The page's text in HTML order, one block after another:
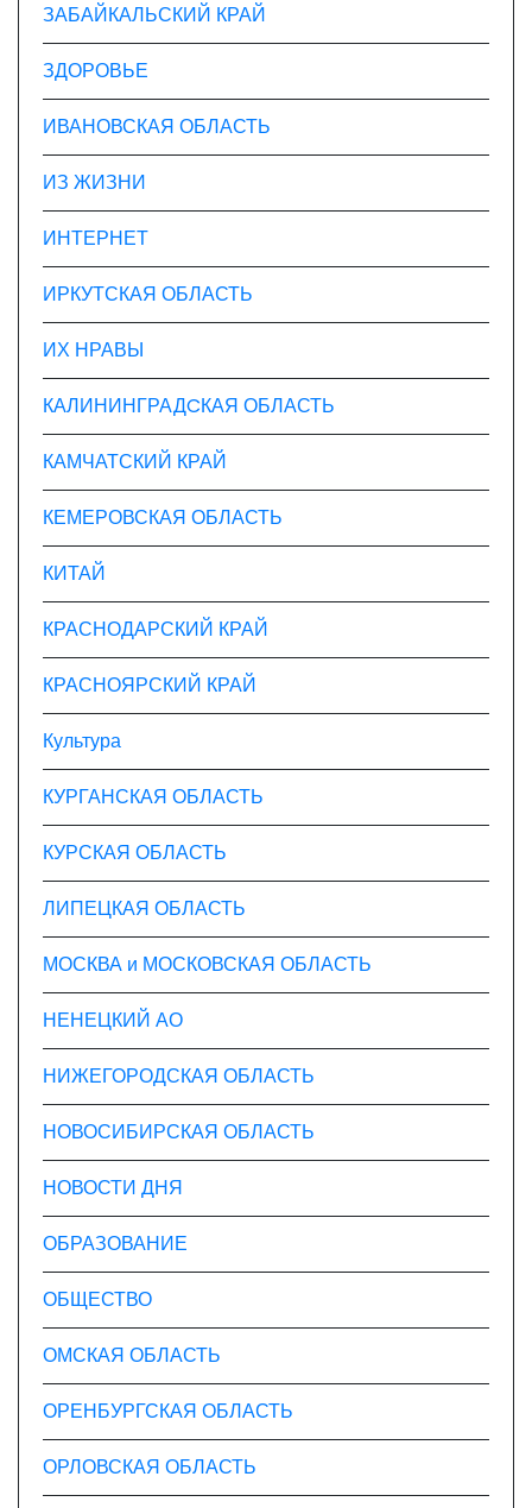
ЗАБАЙКАЛЬСКИЙ КРАЙ
ЗДОРОВЬЕ
ИВАНОВСКАЯ ОБЛАСТЬ
ИЗ ЖИЗНИ
ИНТЕРНЕТ
ИРКУТСКАЯ ОБЛАСТЬ
ИХ НРАВЫ
КАЛИНИНГРАДCКАЯ ОБЛАСТЬ
КАМЧАТСКИЙ КРАЙ
КЕМЕРОВСКАЯ ОБЛАСТЬ
КИТАЙ
КРАСНОДАРСКИЙ КРАЙ
КРАСНОЯРСКИЙ КРАЙ
Культура
КУРГАНСКАЯ ОБЛАСТЬ
КУРСКАЯ ОБЛАСТЬ
ЛИПЕЦКАЯ ОБЛАСТЬ
МОСКВА и МОСКОВСКАЯ ОБЛАСТЬ
НЕНЕЦКИЙ АО
НИЖЕГОРОДСКАЯ ОБЛАСТЬ
НОВОСИБИРСКАЯ ОБЛАСТЬ
НОВОСТИ ДНЯ
ОБРАЗОВАНИЕ
ОБЩЕСТВО
ОМСКАЯ ОБЛАСТЬ
ОРЕНБУРГСКАЯ ОБЛАСТЬ
ОРЛОВСКАЯ ОБЛАСТЬ